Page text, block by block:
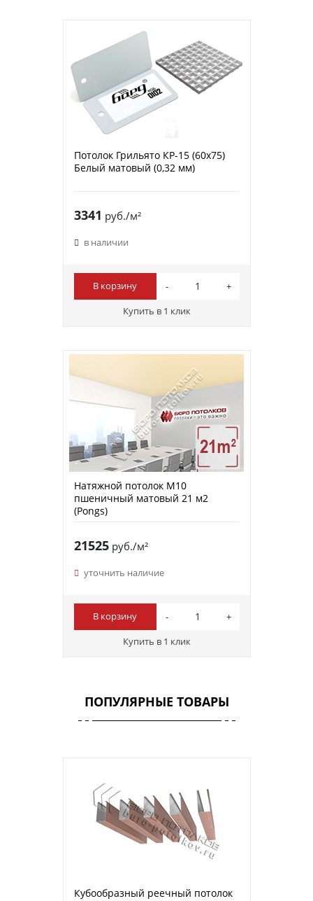
Потолок Грильято КР-15 (60х75)
Белый матовый (0,32 мм)
3341 руб./м²
в наличии
В корзину
Купить в 1 клик
Натяжной потолок M10
пшеничный матовый 21 м2
(Pongs)
21525руб./м²
уточнить наличие
В корзину
Купить в 1 клик
ПОПУЛЯРНЫЕ ТОВАРЫ
Кубообразный реечный потолок